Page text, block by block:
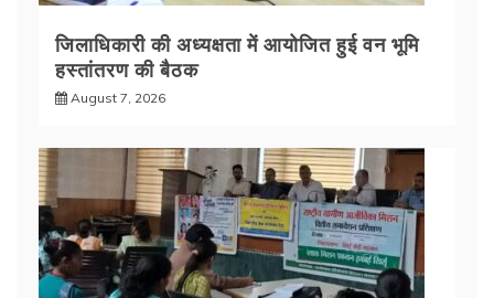
जिलाधिकारी की अध्यक्षता में आयोजित हुई वन भूमि
हस्तांतरण की बैठक
August 7, 2026